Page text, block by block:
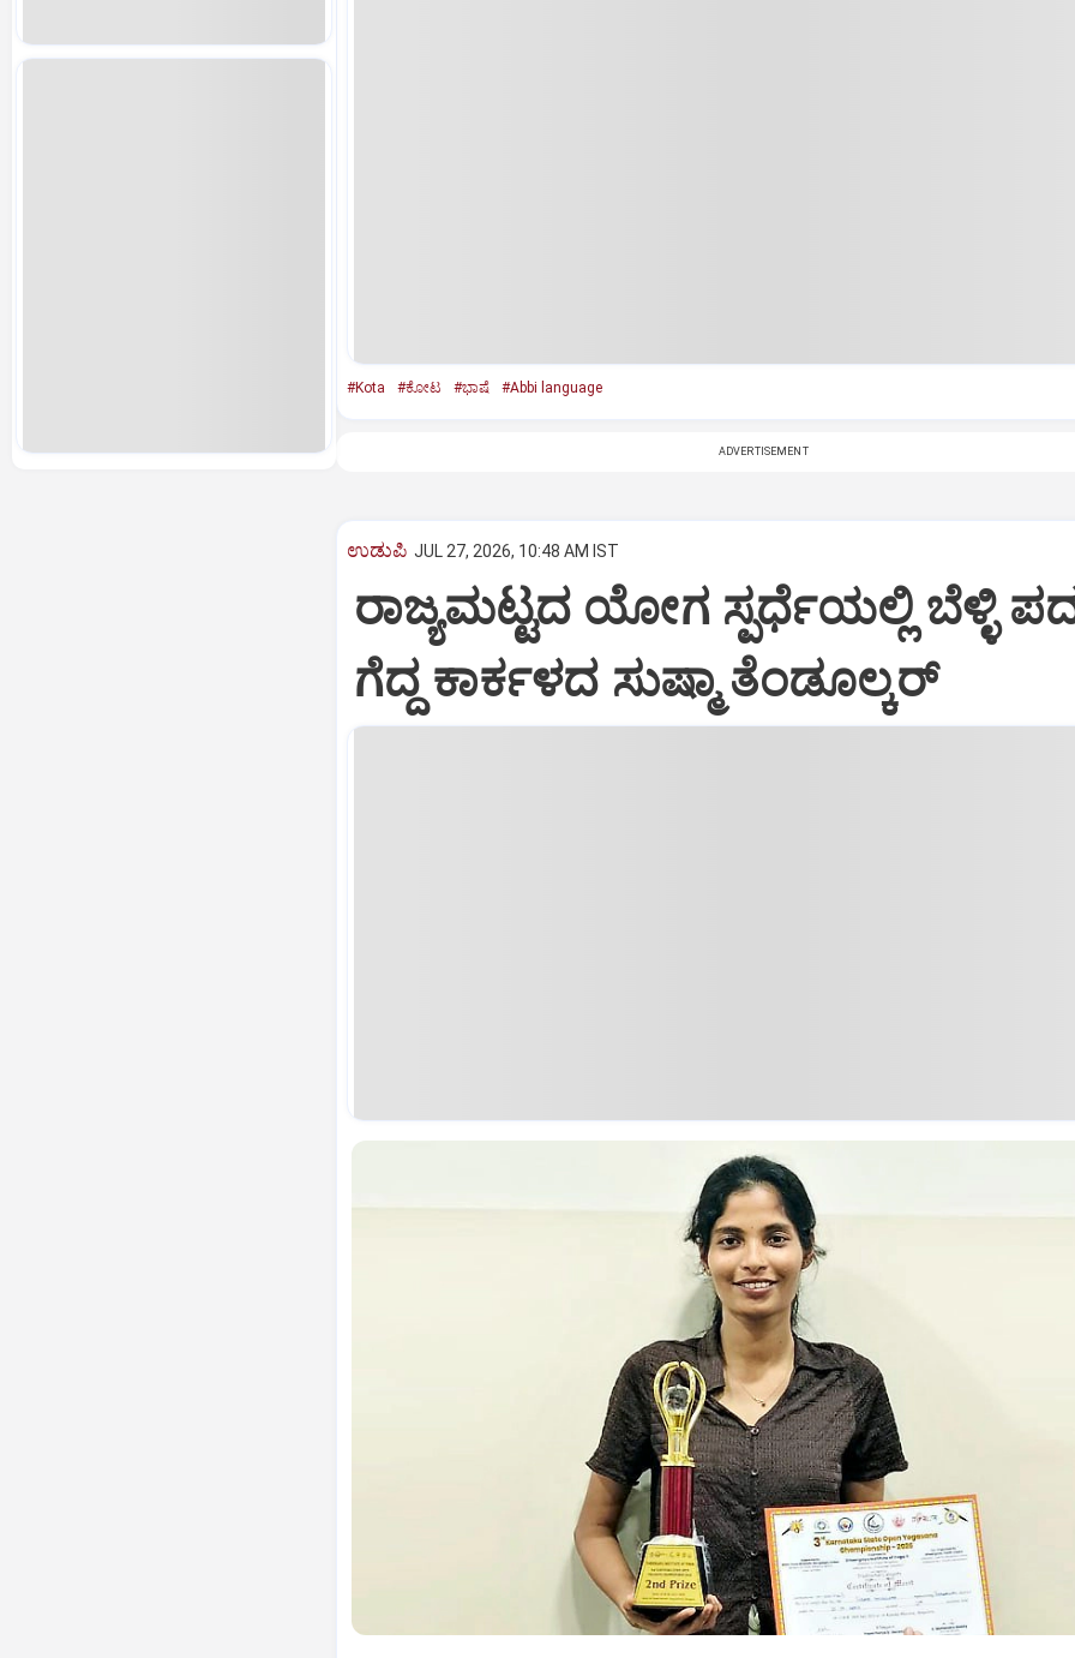
#Kota #ಕೋಟ #ಭಾಷೆ #Abbi language
ADVERTISEMENT
ಉಡುಪಿ JUL 27, 2026, 10:48 AM IST
ರಾಜ್ಯಮಟ್ಟದ ಯೋಗ ಸ್ಪರ್ಧೆಯಲ್ಲಿ ಬೆಳ್ಳಿ
ಗೆದ್ದ ಕಾರ್ಕಳದ ಸುಷ್ಮಾ ತೆಂಡೂಲ್ಕರ್